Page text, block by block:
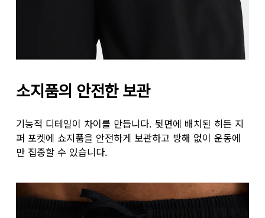
소지품의 안전한 보관
기능적 디테일이 차이를 만듭니다. 뒷면에 배치된 히든 지
퍼 포켓에 쇼지품을 안전하게 보관하고 방해 없이 운동에
만 집중할 수 있습니다.